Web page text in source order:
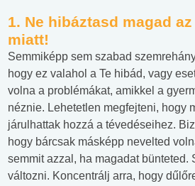
1. Ne hibáztasd magad
miatt!
Semmiképp sem szabad
hogy ez valahol a Te hibád, vagy
volna a problémákat, amikkel a
néznie. Lehetetlen megfejteni, hogy
járulhattak hozzá a tévedéseihez.
hogy bárcsak másképp nevelted
semmit azzal, ha magadat bünteted.
változni. Koncentrálj arra, hogy